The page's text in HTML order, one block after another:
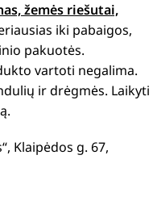
žemės riešutai,
iki pabaigos,
pakuotės.
vartoti negalima.
ir drėgmės. Laikyti
Klaipėdos g. 67,